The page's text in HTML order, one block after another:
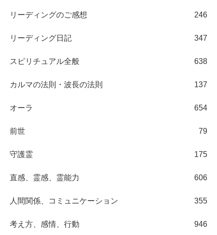
リーディングのご感想 246
リーディング日記 347
スピリチュアル全般 638
カルマの法則・波長の法則 137
オーラ 654
前世 79
守護霊 175
直感、霊感、霊能力 606
人間関係、コミュニケーション 355
考え方、感情、行動 946